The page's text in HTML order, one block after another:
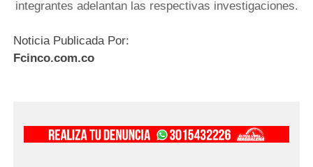
integrantes adelantan las respectivas investigaciones.
Noticia Publicada Por:
Fcinco.com.co